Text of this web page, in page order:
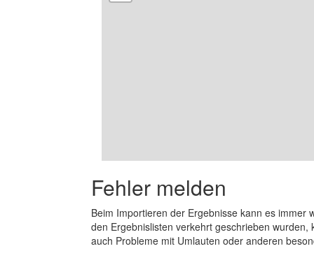
Fehler melden
Beim Importieren der Ergebnisse kann es
den Ergebnislisten verkehrt geschrieben
auch Probleme mit Umlauten oder anderen